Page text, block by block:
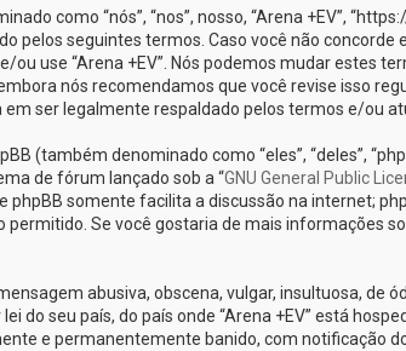
como “nós”, “nos”, nosso, “Arena +EV”,
pelos seguintes termos. Caso você não concorde
ou use “Arena +EV”. Nós podemos mudar estes
nós recomendamos que você revise isso
em ser legalmente respaldado pelos termos e/ou
(também denominado como “eles”, “deles”,
de fórum lançado sob a “GNU General Public
phpBB somente facilita a discussão na internet;
Se você gostaria de mais informações
abusiva, obscena, vulgar, insultuosa, de
do seu país, do país onde “Arena +EV” está
e permanentemente banido, com notificação